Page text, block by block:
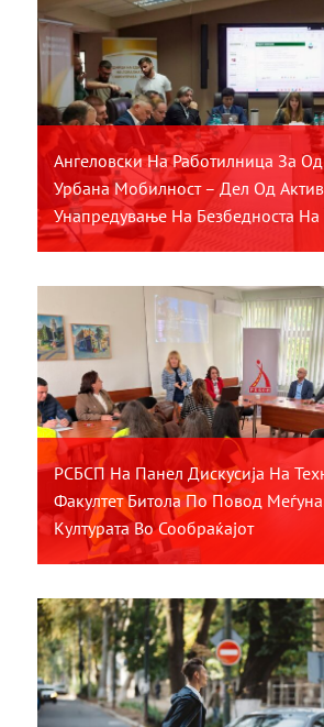
Ангеловски На Работилница За
Урбана Мобилност – Дел Од
Унапредување На Безбедноста На
РСБСП На Панел Дискусија На
Факултет Битола По Повод
Културата Во Сообраќајот